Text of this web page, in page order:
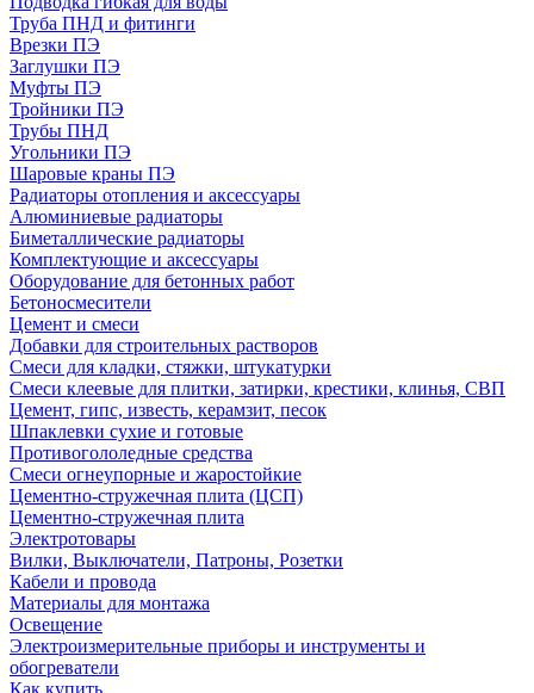
Труба ПНД и фитинги
Врезки ПЭ
Заглушки ПЭ
Муфты ПЭ
Тройники ПЭ
Трубы ПНД
Угольники ПЭ
Шаровые краны ПЭ
Радиаторы отопления и аксессуары
Алюминиевые радиаторы
Биметаллические радиаторы
Комплектующие и аксессуары
Оборудование для бетонных работ
Бетоносмесители
Цемент и смеси
Добавки для строительных растворов
Смеси для кладки, стяжки, штукатурки
Смеси клеевые для плитки, затирки, крестики, клинья, СВП
Цемент, гипс, известь, керамзит, песок
Шпаклевки сухие и готовые
Противогололедные средства
Смеси огнеупорные и жаростойкие
Цементно-стружечная плита (ЦСП)
Цементно-стружечная плита
Электротовары
Вилки, Выключатели, Патроны, Розетки
Кабели и провода
Материалы для монтажа
Освещение
Электроизмерительные приборы и инструменты и
обогреватели
Как купить